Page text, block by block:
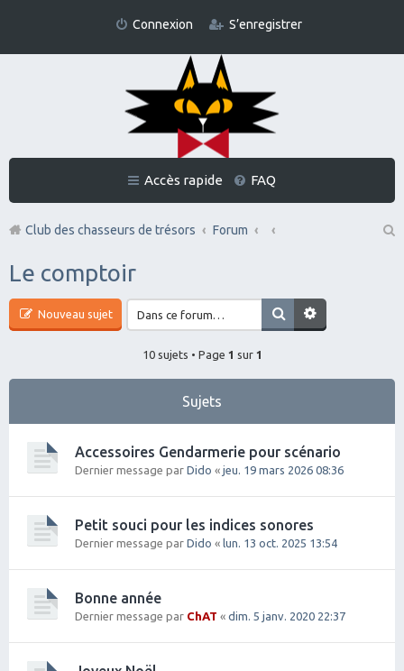
Connexion S’enregistrer
Accès rapide FAQ
Club des chasseurs de trésors
Forum
Le comptoir
Nouveau sujet
10 sujets • Page 1 sur 1
Sujets
Accessoires Gendarmerie pour scénario
Dernier message par Dido « jeu. 19 mars 2026 08:36
Petit souci pour les indices sonores
Dernier message par Dido « lun. 13 oct. 2025 13:54
Bonne année
Dernier message par ChAT « dim. 5 janv. 2020 22:37